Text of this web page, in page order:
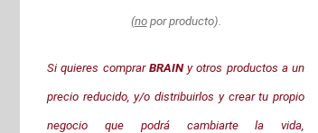
(nopor producto).
Si quieres comprar BRAINy otros productos a un
precio reducido, y/o distribuirlos y crear tu propio
negocio que podrá cambiarte la vida,